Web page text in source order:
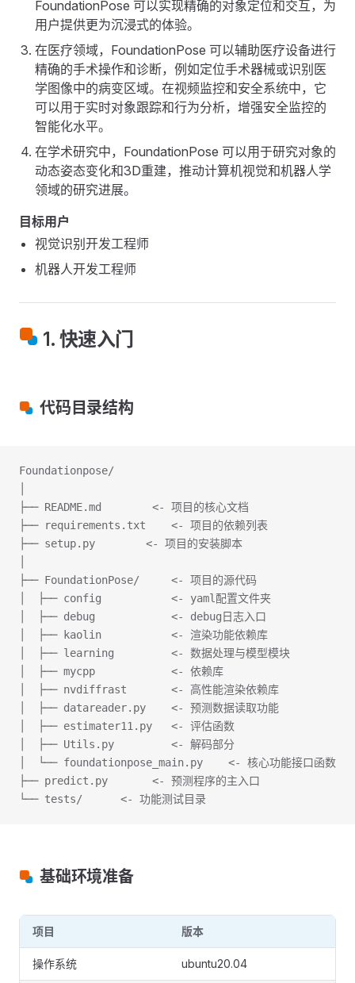
FoundationPose 可以实现精确的对象定位和交互，为
用户提供更为沉浸式的体验。
在医疗领域，FoundationPose 可以辅助医疗设备进行
精确的手术操作和诊断，例如定位手术器械或识别医
学图像中的病变区域。在视频监控和安全系统中，它
可以用于实时对象跟踪和行为分析，增强安全监控的
智能化水平。
在学术研究中，FoundationPose 可以用于研究对象的
动态姿态变化和3D重建，推动计算机视觉和机器人学
领域的研究进展。
目标用户
视觉识别开发工程师
机器人开发工程师
1. 快速入门
代码目录结构
Foundationpose/
├── README.md        <- 项目的核心文档
├── requirements.txt    <- 项目的依赖列表
├── setup.py        <- 项目的安装脚本
├── FoundationPose/     <- 项目的源代码
│  ├── config           <- yaml配置文件夹
│  ├── debug            <- debug日志入口
│  ├── kaolin           <- 渲染功能依赖库
│  ├── learning         <- 数据处理与模型模块
│  ├── mycpp            <- 依赖库
│  ├── nvdiffrast       <- 高性能渲染依赖库
│  ├── datareader.py    <- 预测数据读取功能
│  ├── estimater11.py   <- 评估函数
│  ├── Utils.py         <- 解码部分
│  └── foundationpose_main.py    <- 核心功能接口函数
├── predict.py       <- 预测程序的主入口
└── tests/      <- 功能测试目录
基础环境准备
项目 版本
操作系统 ubuntu20.04